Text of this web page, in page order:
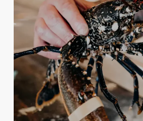
LA CARTE 2026